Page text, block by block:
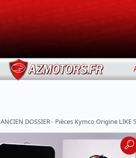
ANCIEN DOSSIER - Pièces Kymco Origine LIKE